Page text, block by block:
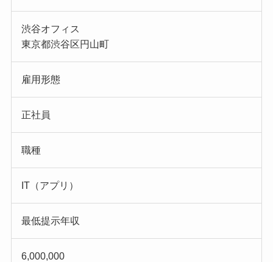
渋谷オフィス
東京都渋谷区円山町
雇用形態
正社員
職種
IT（アプリ）
最低提示年収
6,000,000